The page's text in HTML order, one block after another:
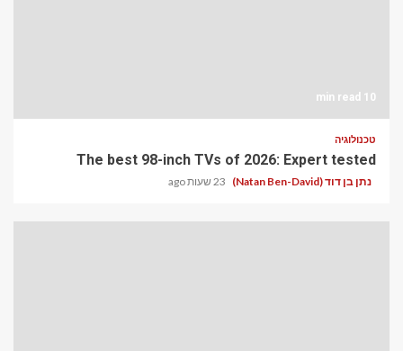
10 min read
טכנולוגיה
The best 98-inch TVs of 2026: Expert tested
נתן בן דוד (Natan Ben-David) 23 שעות ago